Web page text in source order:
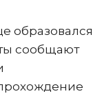
образовался
сообщают